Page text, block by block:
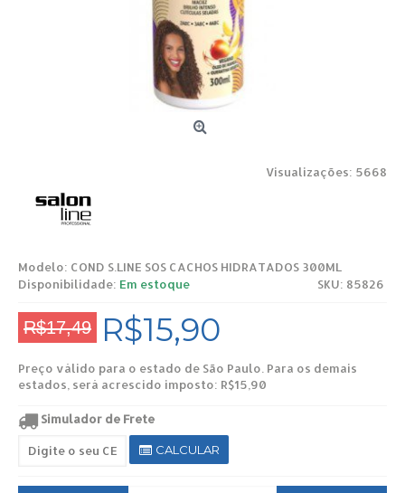
Visualizações: 5668
Modelo: COND S.LINE SOS CACHOS HIDRATADOS 300ML
SKU: 85826
Disponibilidade: Em estoque
R$17,49 R$15,90
Preço válido para o estado de São Paulo. Para os demais
estados, será acrescido imposto: R$15,90
Simulador de Frete
CALCULAR